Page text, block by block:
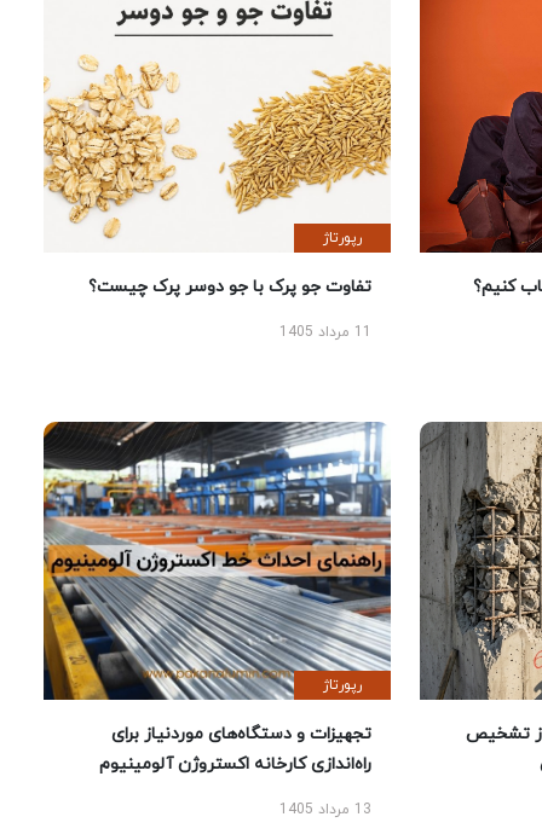
کنیم؟
رپورتاژ
تفاوت جو پرک با جو دوسر پرک چیست؟
تشخیص
رپورتاژ
تجهیزات و دستگاه‌های موردنیاز برای
راه‌اندازی کارخانه اکستروژن آلومینیوم
13 مرداد 1405